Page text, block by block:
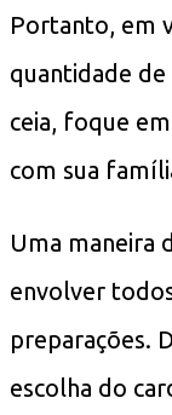
Portanto, em
quantidade
ceia, foque
com sua
Uma maneira
envolver
preparações.
escolha do